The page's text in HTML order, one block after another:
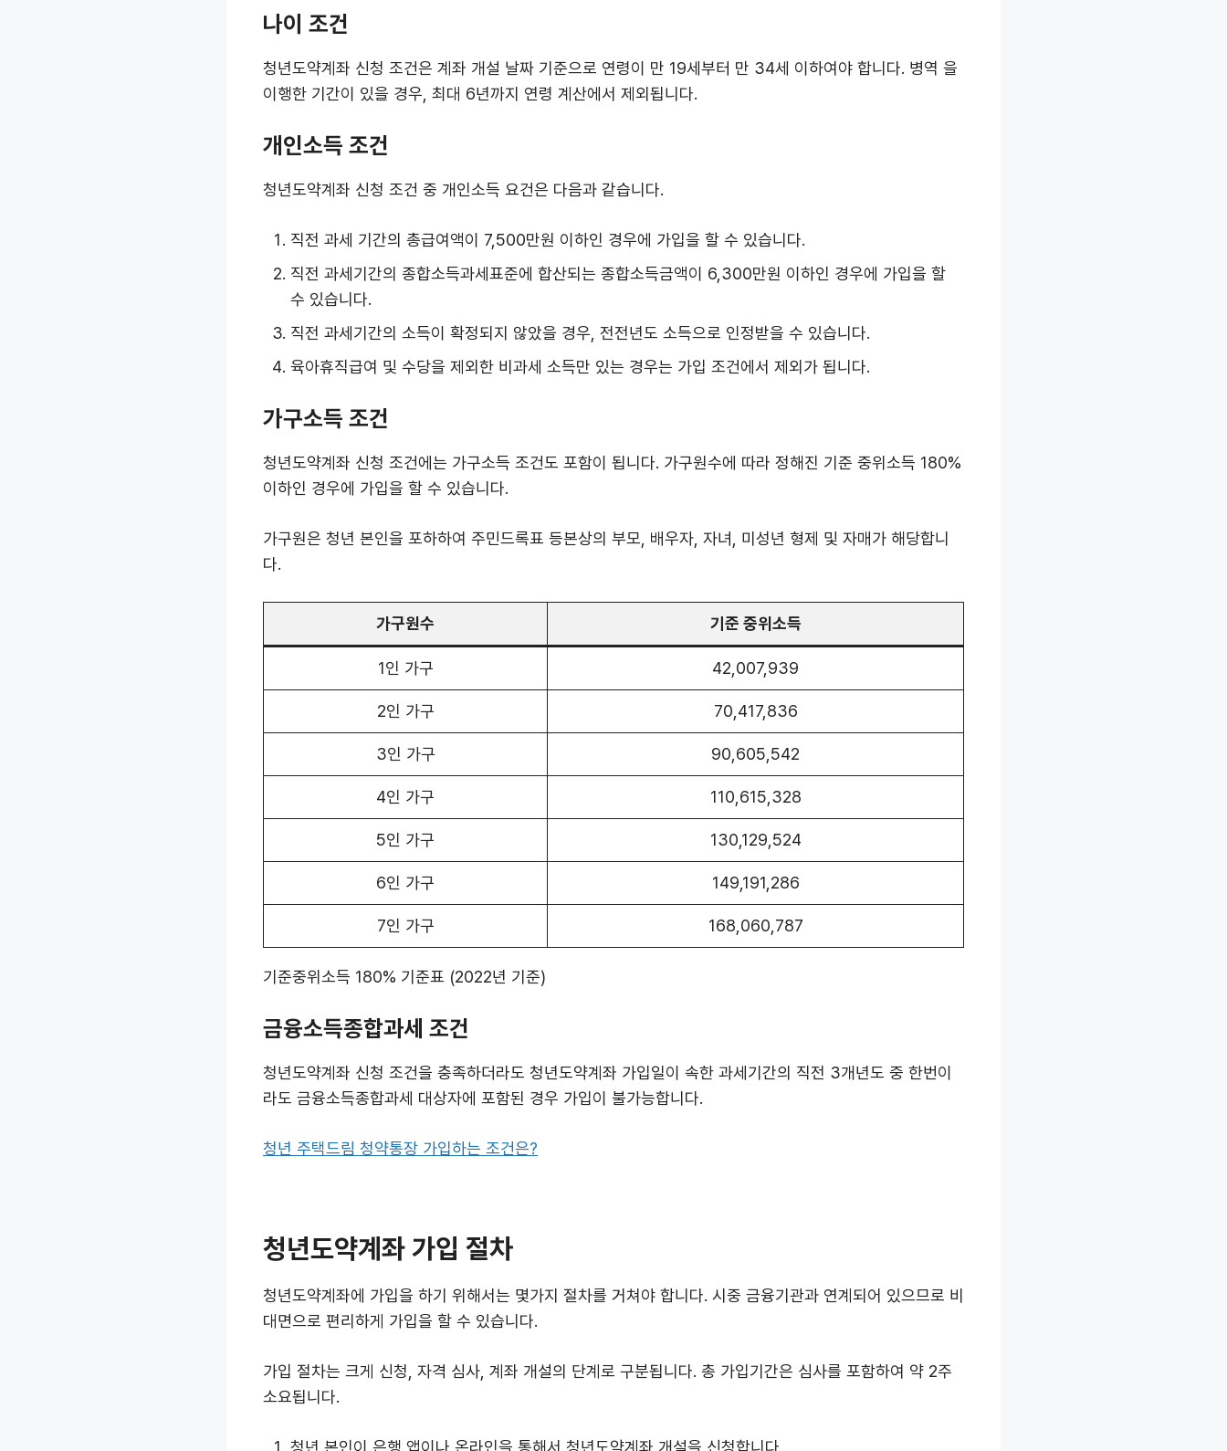
나이 조건
청년도약계좌 신청 조건은 계좌 개설 날짜 기준으로 연령이 만 19세부터 만 34세 이하여야 합니다. 병역 을
이행한 기간이 있을 경우, 최대 6년까지 연령 계산에서 제외됩니다.
개인소득 조건
청년도약계좌 신청 조건 중 개인소득 요건은 다음과 같습니다.
직전 과세 기간의 총급여액이 7,500만원 이하인 경우에 가입을 할 수 있습니다.
직전 과세기간의 종합소득과세표준에 합산되는 종합소득금액이 6,300만원 이하인 경우에 가입을 할
수 있습니다.
직전 과세기간의 소득이 확정되지 않았을 경우, 전전년도 소득으로 인정받을 수 있습니다.
육아휴직급여 및 수당을 제외한 비과세 소득만 있는 경우는 가입 조건에서 제외가 됩니다.
가구소득 조건
청년도약계좌 신청 조건에는 가구소득 조건도 포함이 됩니다. 가구원수에 따라 정해진 기준 중위소득 180%
이하인 경우에 가입을 할 수 있습니다.
가구원은 청년 본인을 포하하여 주민드록표 등본상의 부모, 배우자, 자녀, 미성년 형제 및 자매가 해당합니
다.
가구원수 기준 중위소득
1인 가구 42,007,939
2인 가구 70,417,836
3인 가구 90,605,542
4인 가구 110,615,328
5인 가구 130,129,524
6인 가구 149,191,286
7인 가구 168,060,787
기준중위소득 180% 기준표 (2022년 기준)
금융소득종합과세 조건
청년도약계좌 신청 조건을 충족하더라도 청년도약계좌 가입일이 속한 과세기간의 직전 3개년도 중 한번이
라도 금융소득종합과세 대상자에 포함된 경우 가입이 불가능합니다.
청년 주택드림 청약통장 가입하는 조건은?
청년도약계좌 가입 절차
청년도약계좌에 가입을 하기 위해서는 몇가지 절차를 거쳐야 합니다. 시중 금융기관과 연계되어 있으므로 비
대면으로 편리하게 가입을 할 수 있습니다.
가입 절차는 크게 신청, 자격 심사, 계좌 개설의 단계로 구분됩니다. 총 가입기간은 심사를 포함하여 약 2주
소요됩니다.
청년 본인이 은행 앱이나 온라인을 통해서 청년도약계좌 개설을 신청합니다.